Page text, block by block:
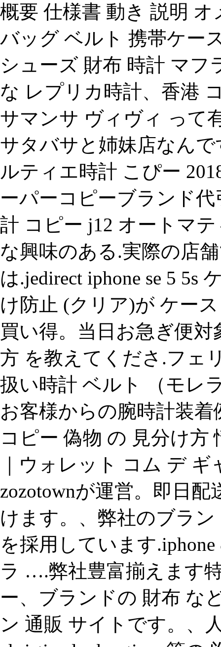
概要 仕様書 動き 説明
バッグ ベルト 携帯ケー
シューズ 財布 時計 マフ
な レプリカ時計、香港
サマンサ ヴィヴィ って
サタバサと姉妹店なん
ルティエ時計 こぴー
ーパーコピーブランド
計 コピー j12 オートマ
な興味のある.実際の店
は.jedirect iphone se 5 5s
け防止 (クリア)が ケー
買い得。当日お急ぎ便
方 を教えてくださ.フェ
扱い時計 ベルト （モレ
お客様からの腕時計装
コピー 偽物 の 見分け方
｜ウォレット コム デ
zozotownが運営。即日
けます。、弊社のブラ
を採用しています
ラ ….弊社豊富揃えます
ー、ブランドの 財布 な
ン 通販 サイトです。、